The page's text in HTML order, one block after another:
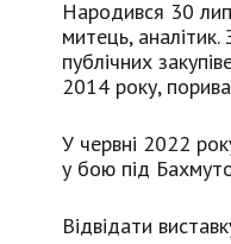
Народився 30
митець,
публічних
2014 року,
У червні 2022
у бою під
Відвідати